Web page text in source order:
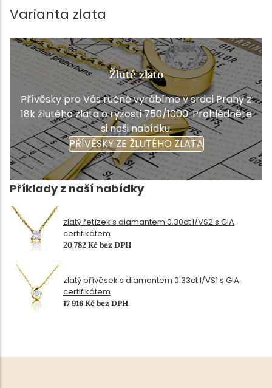
Varianta zlata
Žluté zlato
Přívěsky pro Vás ručně vyrábíme v srdci Prahy z
18k žlutého zlata o ryzosti 750/1000. Prohlédněte
si naši nabídku.
PŘÍVĚSKY ZE ŽLUTÉHO ZLATA
Příklady z naší nabídky
zlatý řetízek s diamantem 0.30ct I/VS2 s GIA
certifikátem
20 782 Kč bez DPH
zlatý přívěsek s diamantem 0.33ct I/VS1 s GIA
certifikátem
17 916 Kč bez DPH